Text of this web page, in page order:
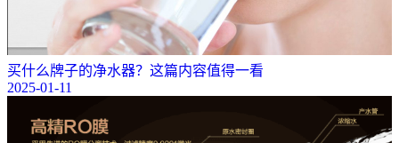
买什么牌子的净水器？这篇内容值得一看
2025-01-11